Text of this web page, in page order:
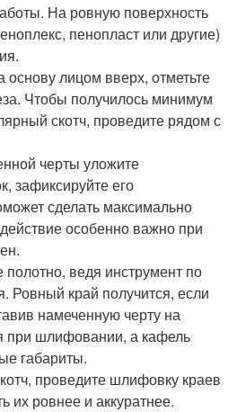
На ровную поверхность
пенопласт или другие)
лицом вверх, отметьте
Чтобы получилось минимум
скотч, проведите рядом с
черты уложите
зафиксируйте его
сделать максимально
особенно важно при
полотно, ведя инструмент по
Ровный край получится, если
намеченную черту на
при шлифовании, а кафель
габариты.
проведите шлифовку краев
их ровнее и аккуратнее.